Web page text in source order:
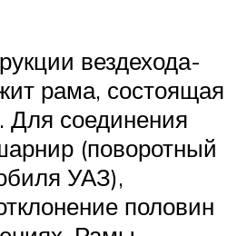
вездехода-
рама, состоящая
Для соединения
(поворотный
УАЗ),
половин